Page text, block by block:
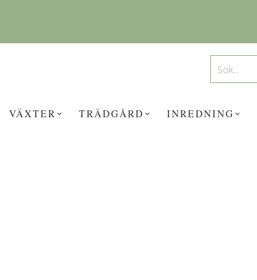
Search
Search
VÄXTER TRÄDGÅRD INREDNING
KAN